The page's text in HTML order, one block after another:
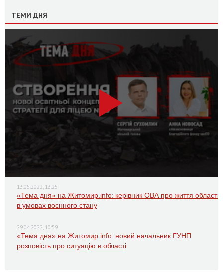
ТЕМИ ДНЯ
13.05.2022, 13:25
«Тема дня» на Житомир.info: керівник ОВА про життя області
в умовах воєнного стану
29.04.2022, 10:59
«Тема дня» на Житомир.info: новий начальник ГУНП
розповість про ситуацію в області